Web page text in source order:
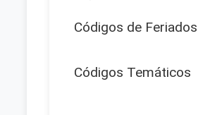
Códigos de Feriados
Códigos Temáticos